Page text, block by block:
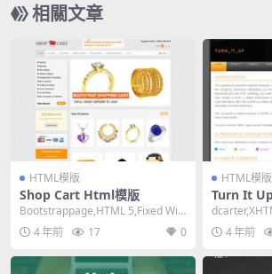
相關文章
HTML模版
Shop Cart Html模版
Bootstrappage,HTML 5,Fixed Wid
th, Mixed ...
4 年前 17 0
HTML模版
Turn It
Columns...
4 年前